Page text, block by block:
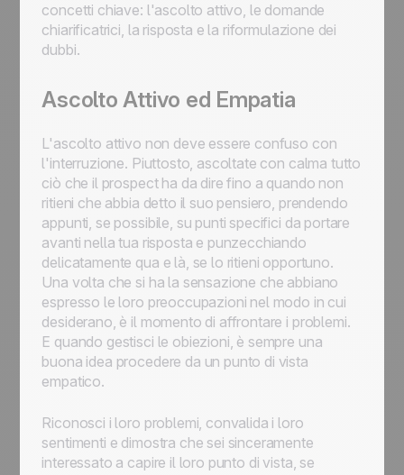
concetti chiave: l'ascolto attivo, le domande
chiarificatrici, la risposta e la riformulazione dei
dubbi.
Ascolto Attivo ed Empatia
L'ascolto attivo non deve essere confuso con
l'interruzione. Piuttosto, ascoltate con calma tutto
ciò che il prospect ha da dire fino a quando non
ritieni che abbia detto il suo pensiero, prendendo
appunti, se possibile, su punti specifici da portare
avanti nella tua risposta e punzecchiando
delicatamente qua e là, se lo ritieni opportuno.
Una volta che si ha la sensazione che abbiano
espresso le loro preoccupazioni nel modo in cui
desiderano, è il momento di affrontare i problemi.
E quando gestisci le obiezioni, è sempre una
buona idea procedere da un punto di vista
empatico.
Riconosci i loro problemi, convalida i loro
sentimenti e dimostra che sei sinceramente
interessato a capire il loro punto di vista, se